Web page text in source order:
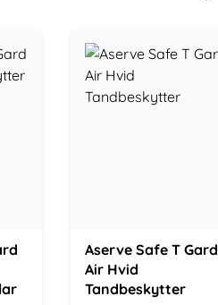
Aserve Safe T Gard
Air Hvid
Tandbeskytter